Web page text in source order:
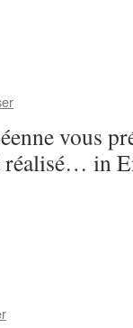
vous
réalisé… in